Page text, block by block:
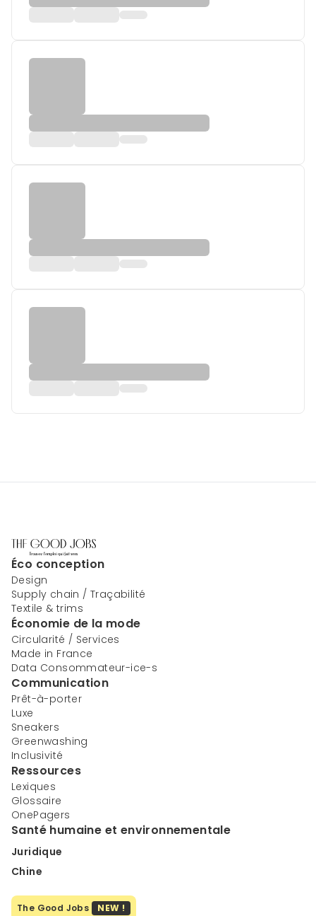
Éco conception
Design
Supply chain / Traçabilité
Textile & trims
Économie de la mode
Circularité / Services
Made in France
Data Consommateur-ice-s
Communication
Prêt-à-porter
Luxe
Sneakers
Greenwashing
Inclusivité
Ressources
Lexiques
Glossaire
OnePagers
Santé humaine et environnementale
Juridique
Chine
The Good Jobs NEW !